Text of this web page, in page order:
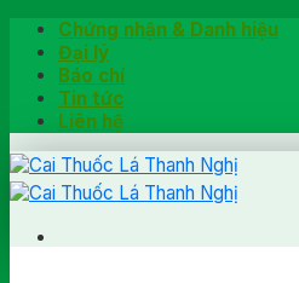
Skip
content
Chứng nhận & Danh hiệu
Đại lý
Báo chí
Tin tức
Liên hệ